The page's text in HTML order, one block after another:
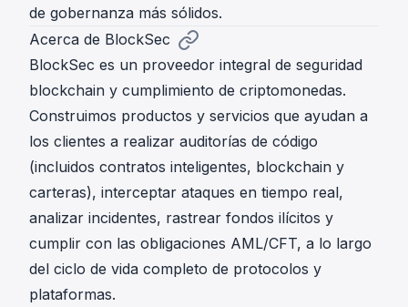
de gobernanza más sólidos.
Acerca de BlockSec
BlockSec es un proveedor integral de seguridad
blockchain y cumplimiento de criptomonedas.
Construimos productos y servicios que ayudan a
los clientes a realizar auditorías de código
(incluidos contratos inteligentes, blockchain y
carteras), interceptar ataques en tiempo real,
analizar incidentes, rastrear fondos ilícitos y
cumplir con las obligaciones AML/CFT, a lo largo
del ciclo de vida completo de protocolos y
plataformas.